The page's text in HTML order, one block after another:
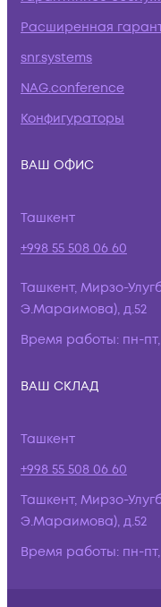
Расширенная
snr.systems
NAG.conference
Конфигураторы
ВАШ ОФИС
Ташкент
+998 55 508 06 60
Ташкент, Мирзо-
Э.Мараимова), д.52
Время работы: пн-
ВАШ СКЛАД
Ташкент
+998 55 508 06 60
Ташкент, Мирзо-
Э.Мараимова), д.52
Время работы: пн-